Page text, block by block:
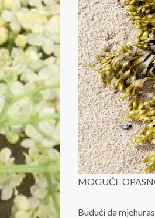
MOGUĆE
Budući da